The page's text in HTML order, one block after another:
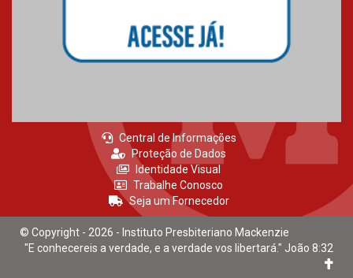
Central de Informações
Proteção de Dados
Identidade Visual
Trabalhe Conosco
Seja um Fornecedor
© Copyright - 2026 - Instituto Presbiteriano Mackenzie
"E conhecereis a verdade, e a verdade vos libertará." João 8:32